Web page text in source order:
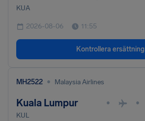
KUA
2026-08-06 11:55
Kontrollera ersättning
MH2522 • Malaysia Airlines
Kuala Lumpur • •
KUL